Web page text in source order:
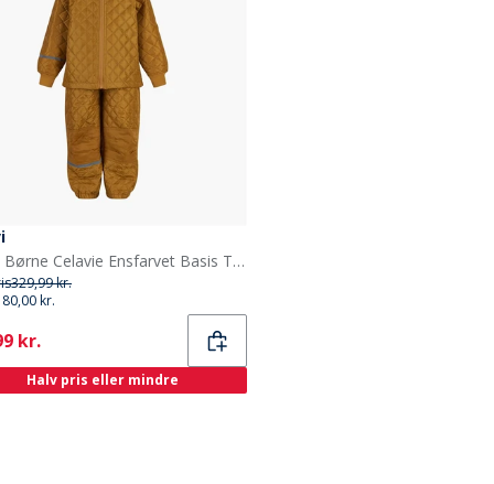
Celavi Børne Celavie Ensfarvet Basis Termosæt Buckthorn Brown
329,99 kr.
kr.
kr.
Halv pris eller mindre